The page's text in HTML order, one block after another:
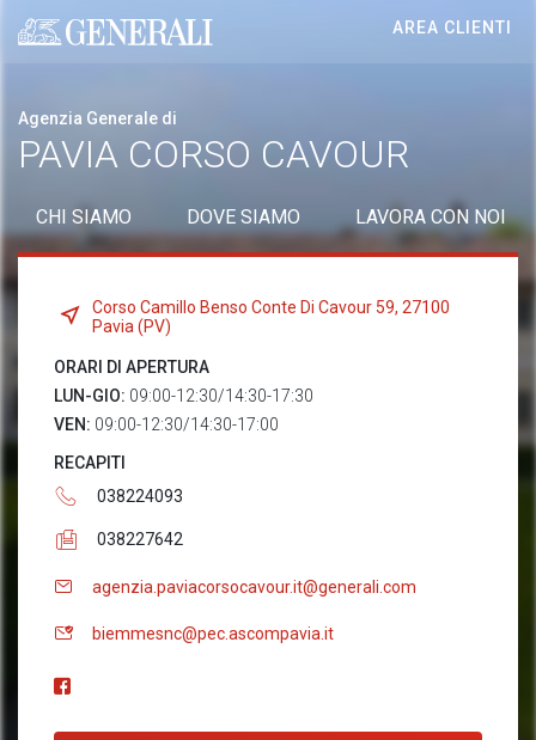
Generali logo
AREA CLIENTI
Agenzia Generale di
PAVIA CORSO CAVOUR
CHI SIAMO DOVE SIAMO LAVORA CON NOI
Corso Camillo Benso Conte Di Cavour 59, 27100
Pavia (PV)
ORARI DI APERTURA
LUN-GIO: 09:00-12:30/14:30-17:30
VEN: 09:00-12:30/14:30-17:00
RECAPITI
038224093
038227642
agenzia.paviacorsocavour.it@generali.com
biemmesnc@pec.ascompavia.it